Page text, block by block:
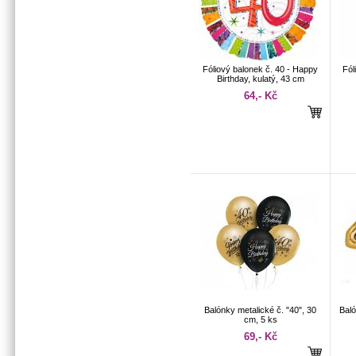
Fóliový balonek č. 40 - Happy
Birthday, kulatý, 43 cm
64,- Kč
Balónky metalické č. "40", 30
cm, 5 ks
69,- Kč